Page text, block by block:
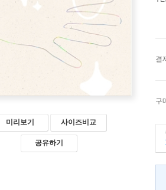
미리보기 사이즈비교
공유하기
결
구